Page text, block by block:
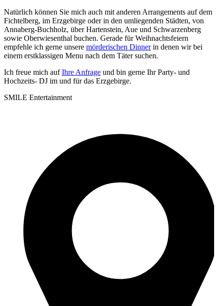
Natürlich können Sie mich auch mit anderen Arrangements auf dem
Fichtelberg, im Erzgebirge oder in den umliegenden Städten, von
Annaberg-Buchholz, über Hartenstein, Aue und Schwarzenberg
sowie Oberwiesenthal buchen. Gerade für Weihnachtsfeiern
empfehle ich gerne unsere mörderischen Dinnerin denen wir bei
einem erstklassigen Menu nach dem Täter suchen.
Ich freue mich aufIhre Anfrage und bin gerne Ihr Party- und
Hochzeits- DJ im und für das Erzgebirge.
SMILE Entertainment